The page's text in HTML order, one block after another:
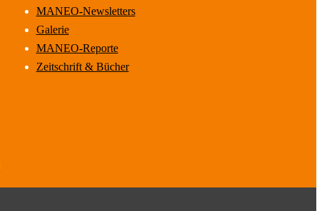
MANEO-Newsletters
Galerie
MANEO-Reporte
Zeitschrift & Bücher